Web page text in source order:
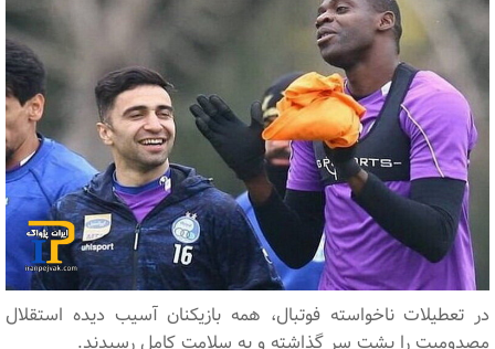
در تعطیلات ناخواسته فوتبال، همه بازیکنان آسیب دیده استقلال
مصدومیت را پشت سر گذاشته و به سلامت کامل رسیدند.